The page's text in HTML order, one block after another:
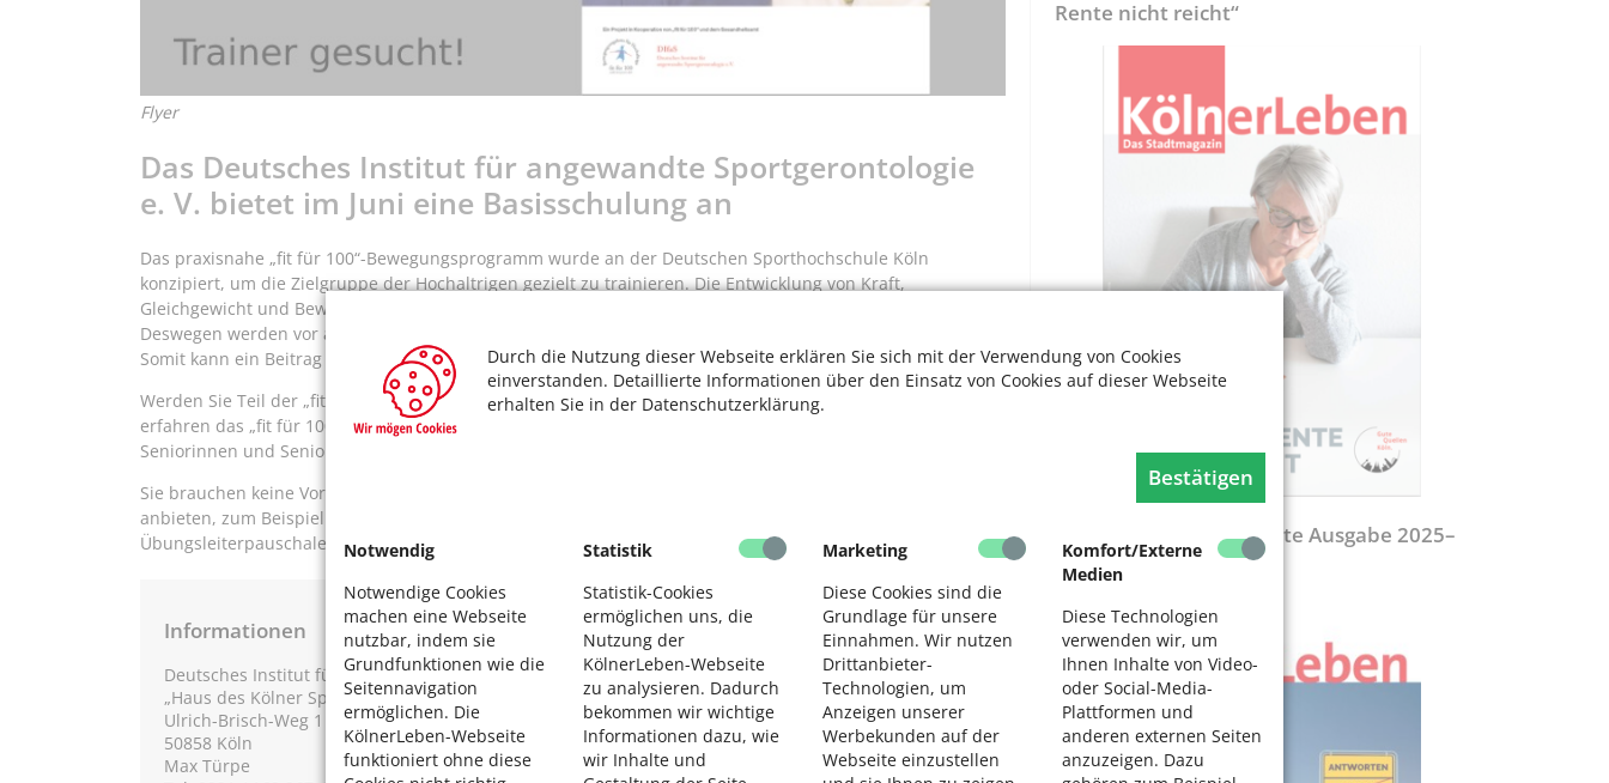
Durch die Nutzung dieser Webseite erklären Sie sich mit der Verwendung von Cookies
einverstanden. Detaillierte Informationen über den Einsatz von Cookies auf dieser Webseite
erhalten Sie in der Datenschutzerklärung.
Bestätigen
Notwendig
Notwendige Cookies
machen eine Webseite
nutzbar, indem sie
Grundfunktionen wie die
Seitennavigation
ermöglichen. Die
KölnerLeben-Webseite
funktioniert ohne diese
Statistik
Statistik-Cookies
ermöglichen uns, die
Nutzung der
KölnerLeben-Webseite
zu analysieren. Dadurch
bekommen wir wichtige
Informationen dazu, wie
wir Inhalte und
Marketing
Diese Cookies sind die
Grundlage für unsere
Einnahmen. Wir nutzen
Drittanbieter-
Technologien, um
Anzeigen unserer
Werbekunden auf der
Webseite einzustellen
Komfort/Externe
Medien
Diese Technologien
verwenden wir, um
Ihnen Inhalte von Video-
oder Social-Media-
Plattformen und
anderen externen Seiten
anzuzeigen. Dazu
Flyer
Das Deutsches Institut für angewandte Sportgerontologie
e. V. bietet im Juni eine Basisschulung an
Das praxisnahe „fit für 100“-Bewegungsprogramm wurde an der Deutschen Sporthochschule Köln
konzipiert, um die Zielgruppe der Hochaltrigen gezielt zu trainieren. Die Entwicklung von Kraft,
Gleichgewicht und Beweglichkeit zur Wahrung der Selbstständigkeit steht als Hauptziel im Vordergrund.
Deswegen werden vor allem die zur Alltagsbewältigung notwendigen Muskeln durch Übungen gestärkt.
Somit kann ein Beitrag zur Sturzprophylaxe geleistet werden.
Werden Sie Teil der „fit für 100“-Familie und nehmen Sie an unserer 3-tägigen Basisschulung teil. Sie
erfahren das „fit für 100“-Programm in Theorie und Praxis und bereiten sich vor, selbst Gruppen von
Seniorinnen und Senioren anzuleiten.
Sie brauchen keine Vorkenntnisse. Zum Abschluss erhalten Sie ein Zertifikat. Damit dürfen Sie „fit für 100“
anbieten, zum Beispiel in Kooperation mit Vereinen oder kirchlichen Trägern. Sie können dafür eine
Übungsleiterpauschale ansetzen.
Informationen
Deutsches Institut für angewandte Sportgerontologie e. V. (DIfaS)
„Haus des Kölner Sports“
Ulrich-Brisch-Weg 1
50858 Köln
Max Türpe
Rente nicht reicht“
Wegweiser - Aktualisierte Ausgabe 2025–
2027